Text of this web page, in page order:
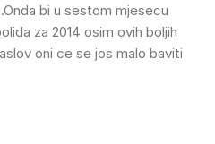
bi u sestom mjesecu
za 2014 osim ovih boljih
oni ce se jos malo baviti